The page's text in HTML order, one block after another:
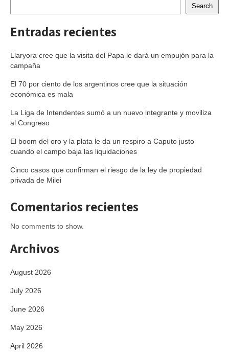
Search
Entradas recientes
Llaryora cree que la visita del Papa le dará un empujón para la
campaña
El 70 por ciento de los argentinos cree que la situación
económica es mala
La Liga de Intendentes sumó a un nuevo integrante y moviliza
al Congreso
El boom del oro y la plata le da un respiro a Caputo justo
cuando el campo baja las liquidaciones
Cinco casos que confirman el riesgo de la ley de propiedad
privada de Milei
Comentarios recientes
No comments to show.
Archivos
August 2026
July 2026
June 2026
May 2026
April 2026